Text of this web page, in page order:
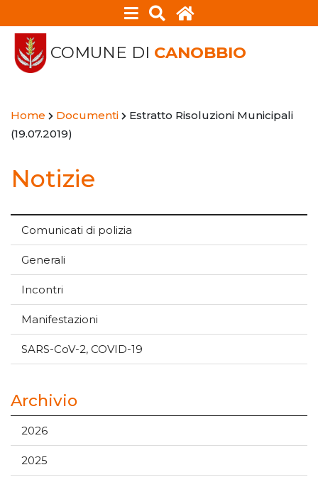
COMUNE DI CANOBBIO
Home Documenti
Estratto Risoluzioni Municipali
(19.07.2019)
Notizie
Comunicati di polizia
Generali
Incontri
Manifestazioni
SARS-CoV-2, COVID-19
Archivio
2026
2025